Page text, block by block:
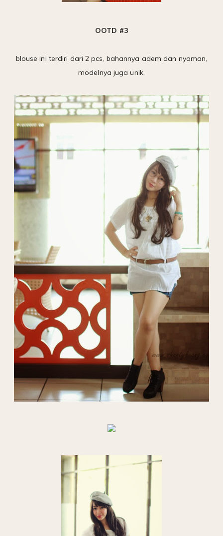
OOTD #3
blouse ini terdiri dari 2 pcs, bahannya adem dan nyaman,
modelnya juga unik.